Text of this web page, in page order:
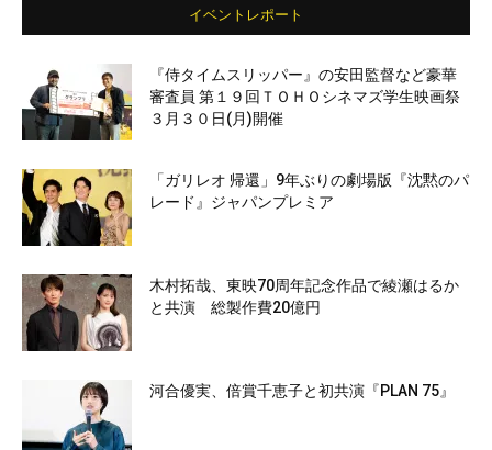
イベントレポート
『侍タイムスリッパー』の安田監督など豪華
審査員 第１９回ＴＯＨＯシネマズ学生映画祭
３月３０日(月)開催
「ガリレオ 帰還」9年ぶりの劇場版『沈黙のパ
レード』ジャパンプレミア
木村拓哉、東映70周年記念作品で綾瀬はるか
と共演 総製作費20億円
河合優実、倍賞千恵子と初共演『PLAN 75』